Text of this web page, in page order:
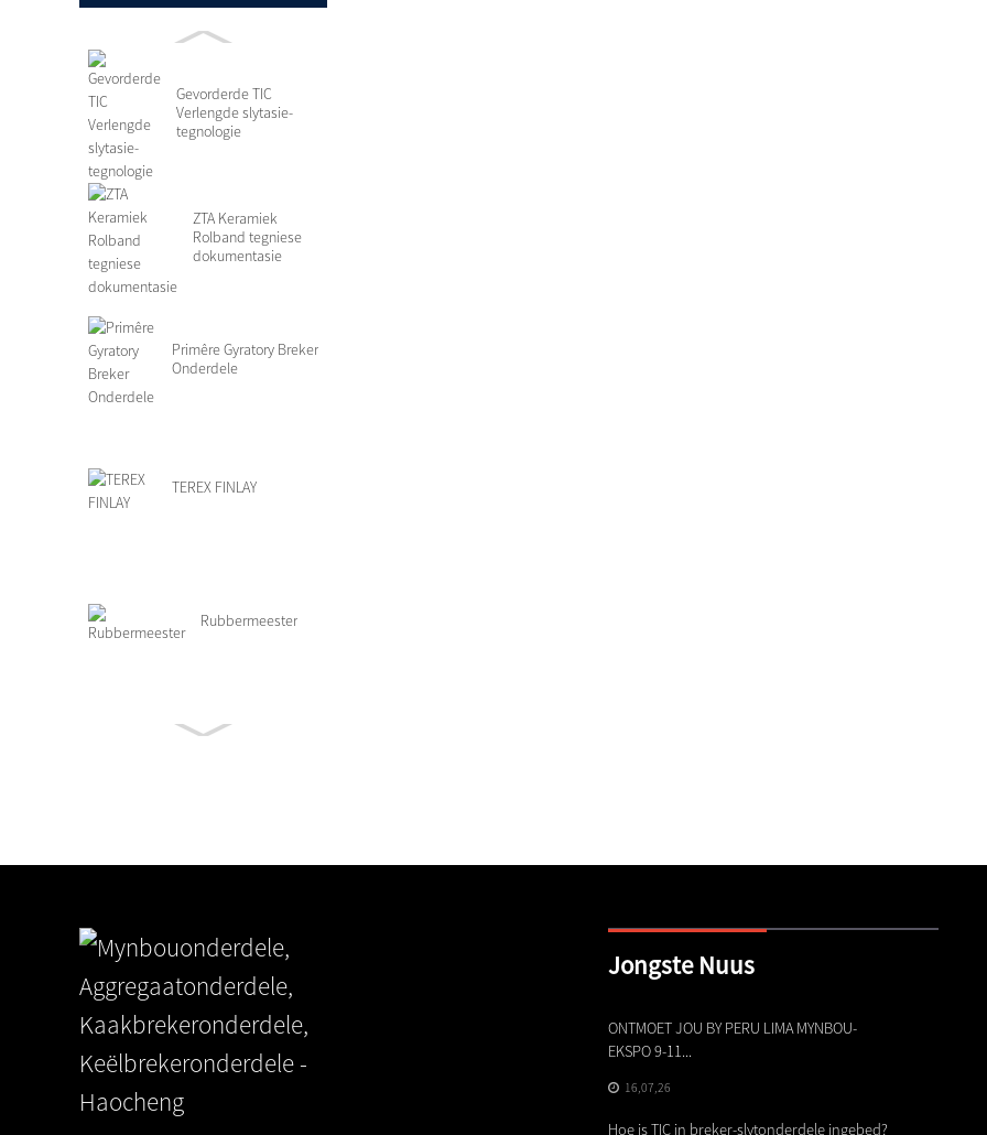
Gevorderde TIC
Verlengde slytasie-
tegnologie
ZTA Keramiek
Rolband tegniese
dokumentasie
Primêre Gyratory Breker
Onderdele
TEREX FINLAY
Rubbermeester
Jongste Nuus
Gevorderde tandplaat- en keëlbreker-gewig
...
ONTMOET JOU BY PERU LIMA MYNBOU-
EKSPO 9-11...
16,07,26
Hoe is TIC in breker-slytonderdele ingebed?
Die